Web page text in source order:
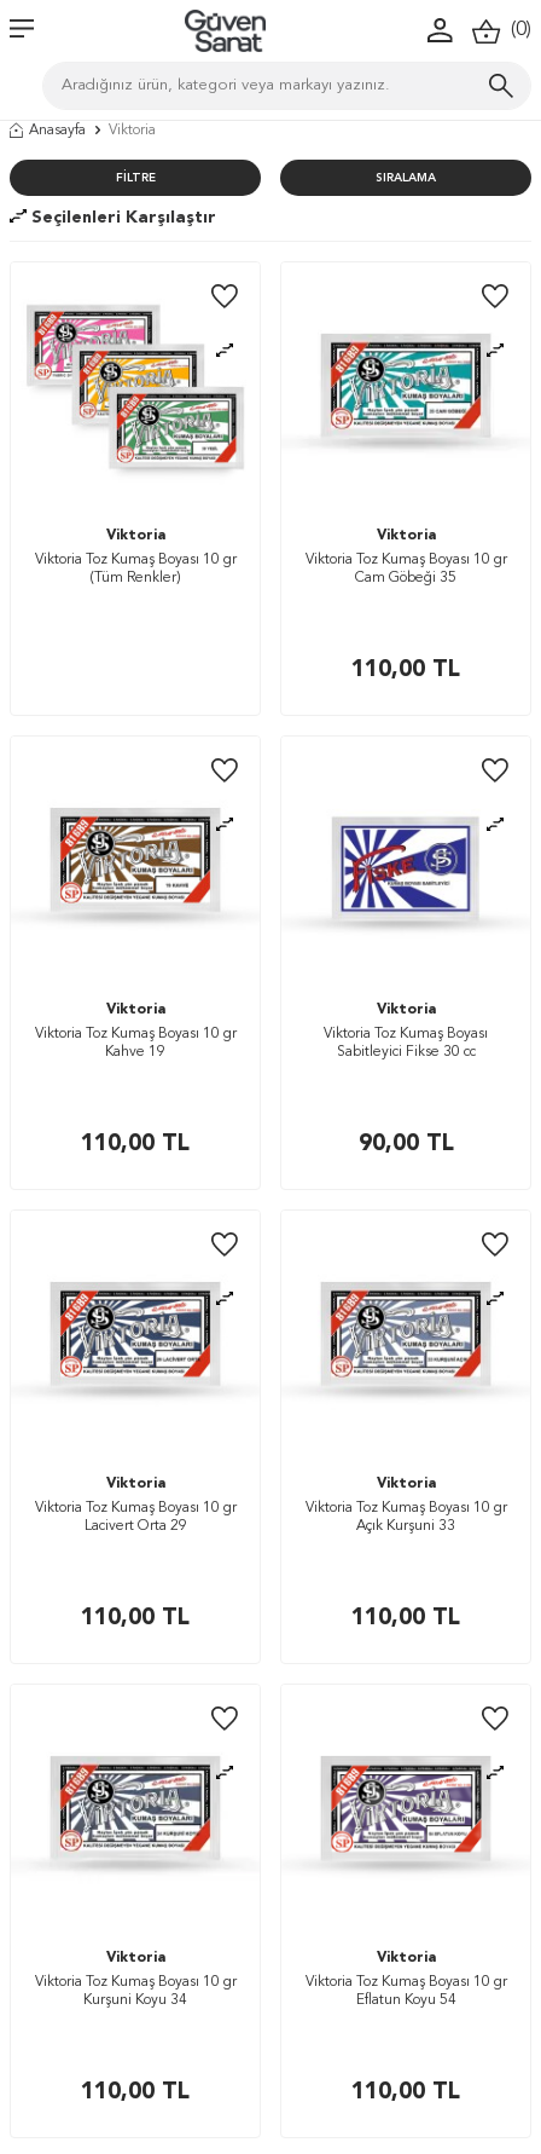
(0)
Anasayfa Viktoria
FILTRE SIRALAMA
Seçilenleri Karşılaştır
Viktoria
Viktoria Toz Kumaş Boyası 10 gr
(Tüm Renkler)
Viktoria
Viktoria Toz Kumaş Boyası 10 gr
Cam Göbeği 35
110,00 TL
Viktoria
Viktoria Toz Kumaş Boyası 10 gr
Kahve 19
110,00 TL
Viktoria
Viktoria Toz Kumaş Boyası
Sabitleyici Fikse 30 cc
90,00TL
Viktoria
Viktoria Toz Kumaş Boyası 10 gr
Lacivert Orta 29
110,00 TL
Viktoria
Viktoria Toz Kumaş Boyası 10 gr
Açık Kurşuni 33
110,00 TL
Viktoria
Viktoria Toz Kumaş Boyası 10 gr
Kurşuni Koyu 34
110,00 TL
Viktoria
Viktoria Toz Kumaş Boyası 10 gr
Eflatun Koyu 54
110,00 TL